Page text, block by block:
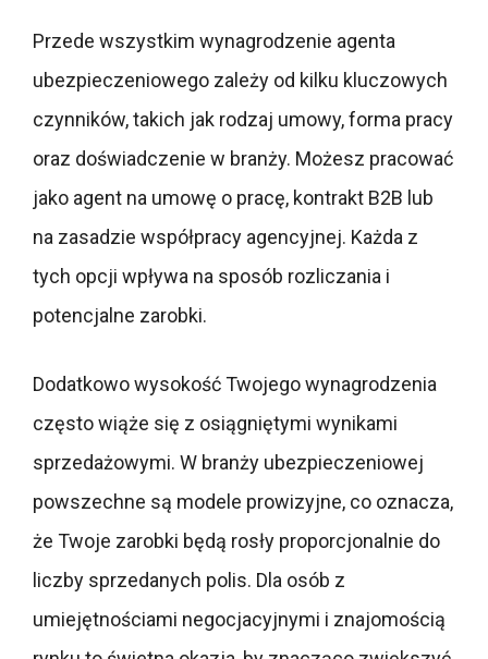
Przede wszystkim wynagrodzenie agenta
ubezpieczeniowego zależy od kilku kluczowych
czynników, takich jak rodzaj umowy, forma pracy
oraz doświadczenie w branży. Możesz pracować
jako agent na umowę o pracę, kontrakt B2B lub
na zasadzie współpracy agencyjnej. Każda z
tych opcji wpływa na sposób rozliczania i
potencjalne zarobki.
Dodatkowo wysokość Twojego wynagrodzenia
często wiąże się z osiągniętymi wynikami
sprzedażowymi. W branży ubezpieczeniowej
powszechne są modele prowizyjne, co oznacza,
że Twoje zarobki będą rosły proporcjonalnie do
liczby sprzedanych polis. Dla osób z
umiejętnościami negocjacyjnymi i znajomością